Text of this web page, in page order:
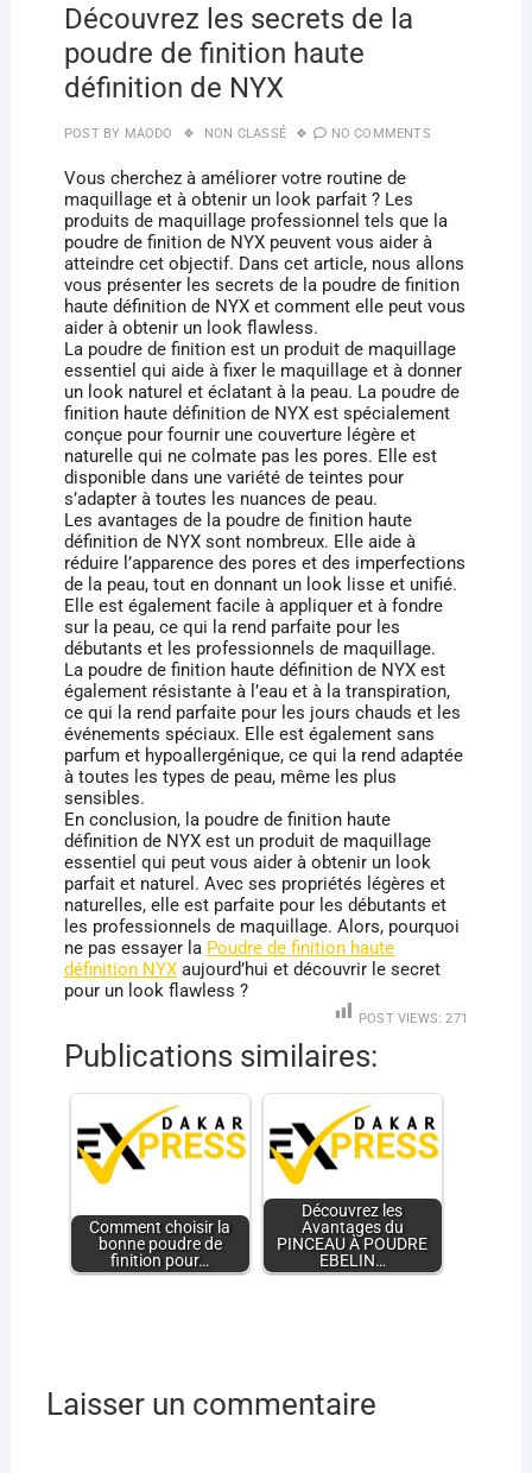
Découvrez les secrets de la
poudre de finition haute
définition de NYX
POST BY MAODO NON CLASSÉ NO COMMENTS
Vous cherchez à améliorer votre routine de
maquillage et à obtenir un look parfait ? Les
produits de maquillage professionnel tels que la
poudre de finition de NYX peuvent vous aider à
atteindre cet objectif. Dans cet article, nous allons
vous présenter les secrets de la poudre de finition
haute définition de NYX et comment elle peut vous
aider à obtenir un look flawless.
La poudre de finition est un produit de maquillage
essentiel qui aide à fixer le maquillage et à donner
un look naturel et éclatant à la peau. La poudre de
finition haute définition de NYX est spécialement
conçue pour fournir une couverture légère et
naturelle qui ne colmate pas les pores. Elle est
disponible dans une variété de teintes pour
s’adapter à toutes les nuances de peau.
Les avantages de la poudre de finition haute
définition de NYX sont nombreux. Elle aide à
réduire l’apparence des pores et des imperfections
de la peau, tout en donnant un look lisse et unifié.
Elle est également facile à appliquer et à fondre
sur la peau, ce qui la rend parfaite pour les
débutants et les professionnels de maquillage.
La poudre de finition haute définition de NYX est
également résistante à l’eau et à la transpiration,
ce qui la rend parfaite pour les jours chauds et les
événements spéciaux. Elle est également sans
parfum et hypoallergénique, ce qui la rend adaptée
à toutes les types de peau, même les plus
sensibles.
En conclusion, la poudre de finition haute
définition de NYX est un produit de maquillage
essentiel qui peut vous aider à obtenir un look
parfait et naturel. Avec ses propriétés légères et
naturelles, elle est parfaite pour les débutants et
les professionnels de maquillage. Alors, pourquoi
ne pas essayer la Poudre de finition haute
définition NYXaujourd’hui et découvrir le secret
pour un look flawless ?
POST VIEWS: 271
Publications similaires:
Comment choisir la
bonne poudre de
finition pour…
Découvrez les
Avantages du
PINCEAU À POUDRE
EBELIN…
Laisser un commentaire